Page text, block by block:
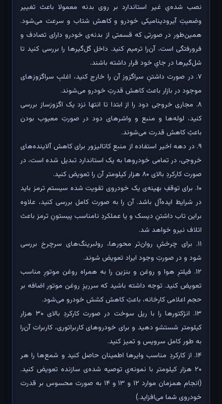
نصب شده‌یِ غیر استاندارد بر روی بدنه معمولا باعث تغییر
وضعیتِ آیرودینامیکی خودرو و کاهش شتاب و سرعت می‌شود.
همین‌طور در صورتی که قسمتی از بدنه‌ی خودرو دارای تصادف و
فرورفتگی است، آن‌را ترمیم کنید. داخل گل‌گیرها را بررسی کنید تا
شل‌گیرها در جایِ خود قرار داشته باشند.
۷. در صورت داشتنِ سراگزوز آن را خارج کنید، اغلبِ سراگزوز‌های
موجود در بازار باعث کاهش قدرتِ خودرو می‌شوند.
۸. مجاری خروجی دود را از ابتدا تا انتها نزد یک اگزوزساز بررسی
کنید، لوله‌ها و منبع و واشرهای دود در صورتِ معیوب بودن
باعثِ کاهش قدرت می‌شوند.
۹. در دهه اخیر استفاده از منبع کاتالیزور برای کاهش آلاینده‌های
خروجی، در تمامی خودروها به یک استاندارد تبدیل شده است، در
صورت کارکردِ بالای ۸۰ هزار کیلومتر آن را تعویض کنید.
۱۰. برای توقفِ بهینه‌ی یک خودروی تقویت شده سیستم ترمز باید
در شرایط ایده‌آل باشد. آن را به صورت کامل بررسی کنید، علاوه
بر‌این تاب داشتنِ دیسک و یا عملکردِ نامناسب پیستونِ ترمز باعث
اتلاف نیرو خواهد شد.
۱۱. برای چرخشِ روان‌تر محور‌ها، رولبرینگ‌های سرچرخ بررسی
شود و در صورتِ وجود ایراد تعویض شوند.
۱۲. فیلترِ هوا و روغن و بنزین را به همراه روغن موتورِ مناسب
تعویض کنید. توجه داشته باشید که سرریزِ روغن موتور اضافه بر
حجم اعلامی کارخانه، باعثِ کاهش کشش خودرو می‌شود.
۱۳. انژکتورها را با ریل سوخت در صورت کارکردِ بالای ۳۰ هزار
کیلومتر شستشو دهید و برای خودروهای کاربراتوری، کاربرات آن‌را
به طور کامل سرویس و تمیز کنید.
۱۴. از کارکردِ مناسب وایرها اطمینان حاصل کنید و شمع‌ها را هر
۲۰ هزار کیلومتر با نمونه‌یِ توصیه شده‌ی سازنده تعویض کنید.
(انجام همزمان موارد ۱۲ و ۱۳ و ۱۴ به صورت محسوس بر قدرت
خودروی شما می‌افزاید.)